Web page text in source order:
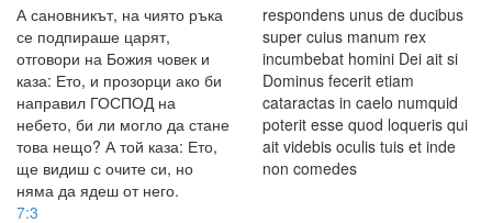
А сановникът, на чиято ръка
се подпираше царят,
отговори на Божия човек и
каза: Ето, и прозорци ако би
направил ГОСПОД на
небето, би ли могло да стане
това нещо? А той каза: Ето,
ще видиш с очите си, но
няма да ядеш от него.
respondens unus de ducibus
super cuius manum rex
incumbebat homini Dei ait si
Dominus fecerit etiam
cataractas in caelo numquid
poterit esse quod loqueris qui
ait videbis oculis tuis et inde
non comedes
7:3